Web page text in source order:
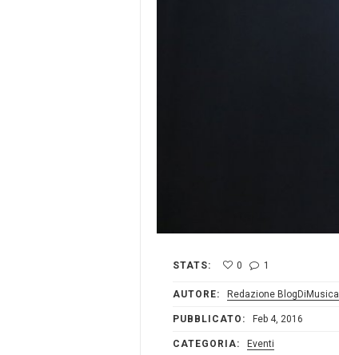
STATS: 0 1
AUTORE: Redazione BlogDiMusica
PUBBLICATO: Feb 4, 2016
CATEGORIA: Eventi